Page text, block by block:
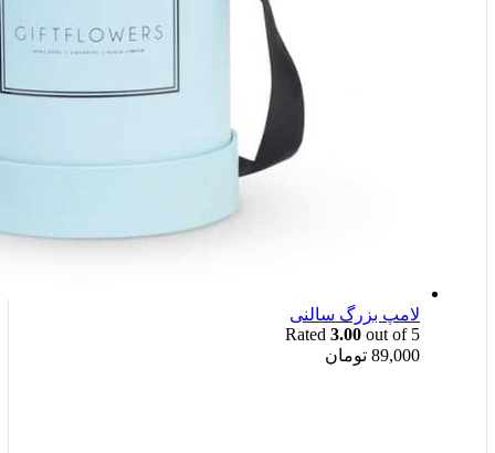
لامپ بزرگ سالنی
Rated 3.00 out of 5
89,000 تومان